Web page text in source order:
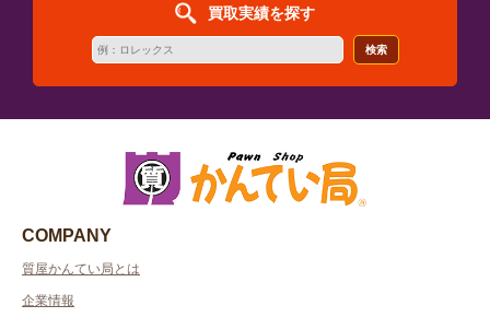
買取実績を探す
検索
COMPANY
質屋かんてい局とは
企業情報